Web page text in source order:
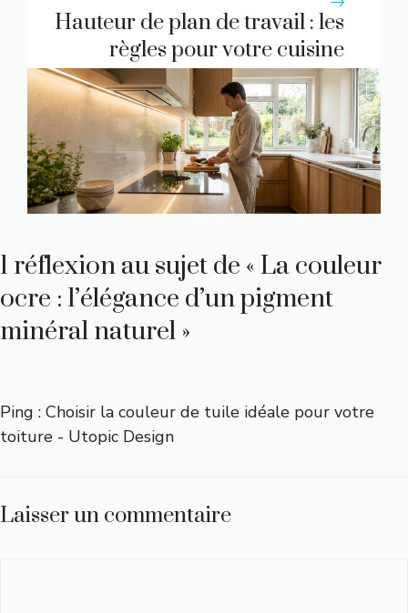
Hauteur de plan de travail : les
règles pour votre cuisine
1 réflexion au sujet de « La couleur
ocre : l’élégance d’un pigment
minéral naturel »
Ping : Choisir la couleur de tuile idéale pour votre
toiture - Utopic Design
Laisser un commentaire